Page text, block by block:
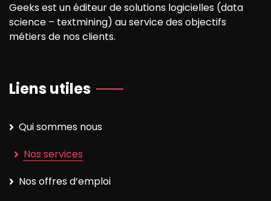
Geeks est un éditeur de solutions logicielles (data
science – textmining) au service des objectifs
métiers de nos clients.
Liens utiles
Qui sommes nous
Nos services
Nos offres d’emploi